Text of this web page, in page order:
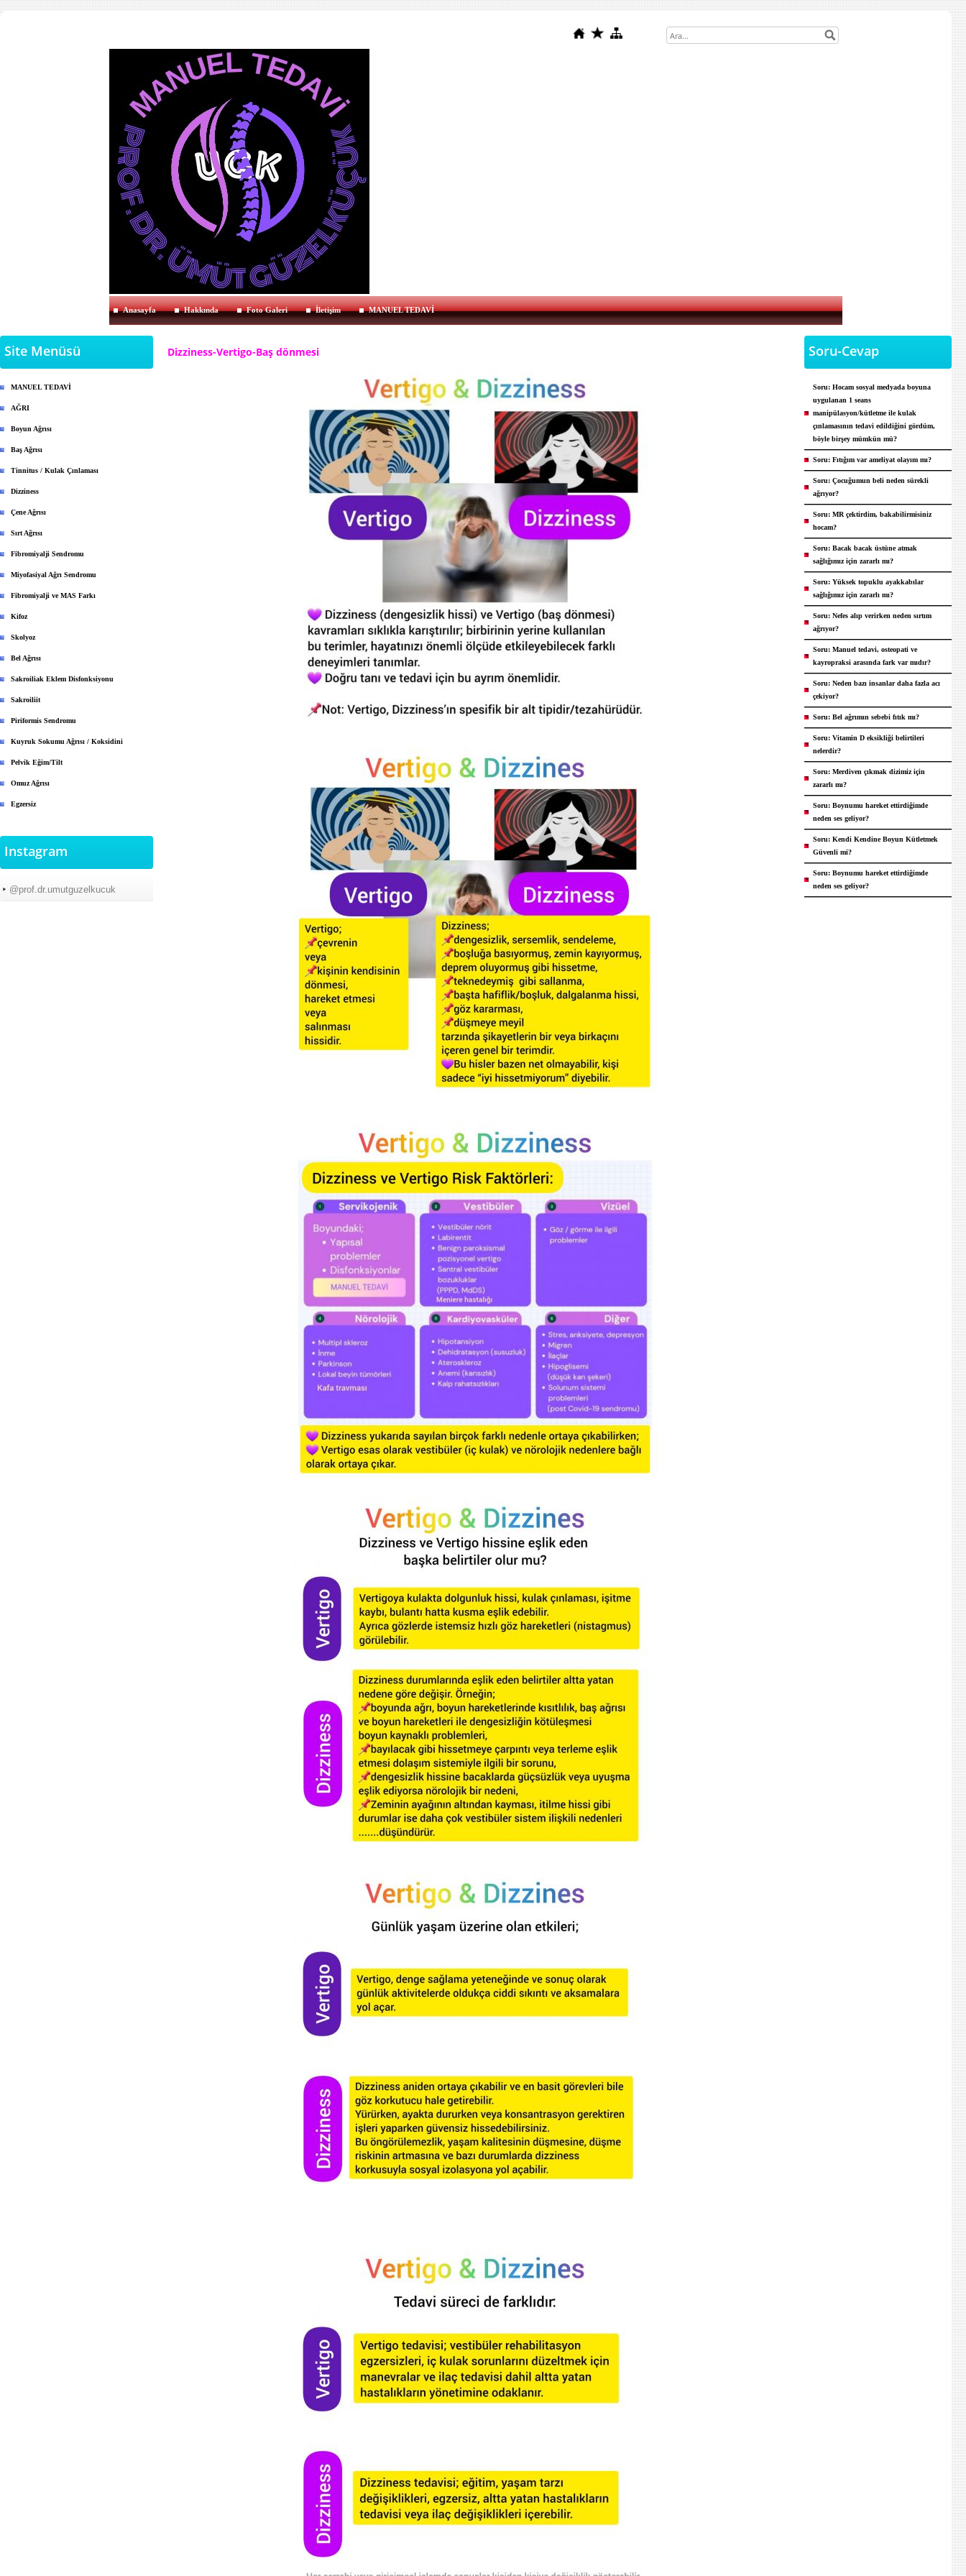
Anasayfa Hakkında Foto Galeri İletişim MANUEL TEDAVİ
Site Menüsü
MANUEL TEDAVİ
AĞRI
Boyun Ağrısı
Baş Ağrısı
Tinnitus / Kulak Çınlaması
Dizziness
Çene Ağrısı
Sırt Ağrısı
Fibromiyalji Sendromu
Miyofasiyal Ağrı Sendromu
Fibromiyalji ve MAS Farkı
Kifoz
Skolyoz
Bel Ağrısı
Sakroiliak Eklem Disfonksiyonu
Sakroiliit
Piriformis Sendromu
Kuyruk Sokumu Ağrısı / Koksidini
Pelvik Eğim/Tilt
Omuz Ağrısı
Egzersiz
Instagram
@prof.dr.umutguzelkucuk
Dizziness-Vertigo-Baş dönmesi Soru-Cevap
Soru: Hocam sosyal medyada boyuna
uygulanan 1 seans
manipülasyon/kütletme ile kulak
çınlamasının tedavi edildiğini gördüm,
böyle birşey mümkün mü?
Soru: Fıtığım var ameliyat olayım mı?
Soru: Çocuğumun beli neden sürekli
ağrıyor?
Soru: MR çektirdim, bakabilirmisiniz
hocam?
Soru: Bacak bacak üstüne atmak
sağlığımız için zararlı mı?
Soru: Yüksek topuklu ayakkabılar
sağlığımız için zararlı mı?
Soru: Nefes alıp verirken neden sırtım
ağrıyor?
Soru: Manuel tedavi, osteopati ve
kayropraksi arasında fark var mıdır?
Soru: Neden bazı insanlar daha fazla acı
çekiyor?
Soru: Bel ağrımın sebebi fıtık mı?
Soru: Vitamin D eksikliği belirtileri
nelerdir?
Soru: Merdiven çıkmak dizimiz için
zararlı mı?
Soru: Boynumu hareket ettirdiğimde
neden ses geliyor?
Soru: Kendi Kendine Boyun Kütletmek
Güvenli mi?
Soru: Boynumu hareket ettirdiğimde
neden ses geliyor?